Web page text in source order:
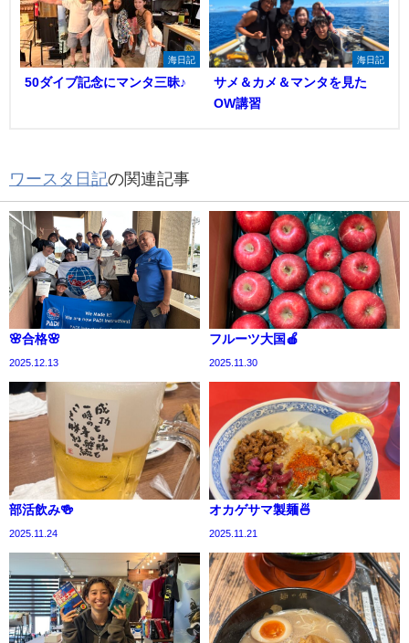
海日記
50ダイブ記念にマンタ三昧♪
海日記
サメ＆カメ＆マンタを見た
OW講習
ワースタ日記の関連記事
🌸合格🌸
2025.12.13
フルーツ大国🍎
2025.11.30
部活飲み🍻
2025.11.24
オカゲサマ製麺🍜
2025.11.21